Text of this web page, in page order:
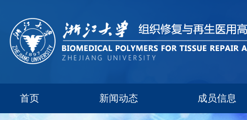
首页 新闻动态 成员信息